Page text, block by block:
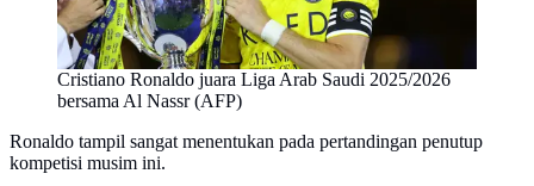
Cristiano Ronaldo juara Liga Arab Saudi 2025/2026
bersama Al Nassr (AFP)
Ronaldo tampil sangat menentukan pada pertandingan penutup
kompetisi musim ini.